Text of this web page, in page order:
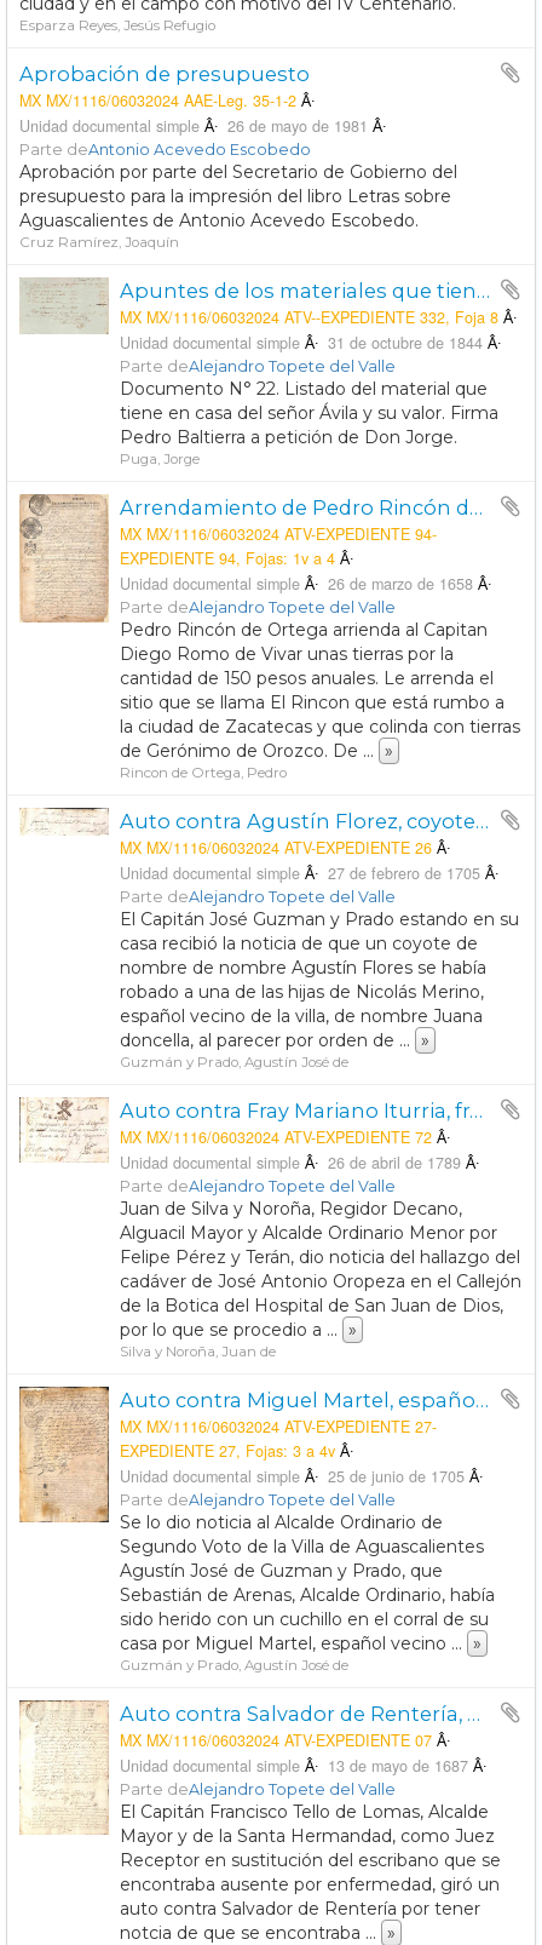
Esparza Reyes, Jesús Refugio
Aprobación de presupuesto
MX MX/1116/06032024 AAE-Leg. 35-1-2
Unidad documental simple
26 de mayo de 1981
Parte deAntonio Acevedo Escobedo
Aprobación por parte del Secretario de Gobierno del
presupuesto para la impresión del libro Letras sobre
Aguascalientes de Antonio Acevedo Escobedo.
Cruz Ramírez, Joaquín
Apuntes de los materiales que tiene prestados á la casa del finado D. José María Ávila.
MX MX/1116/06032024 ATV--EXPEDIENTE 332, Foja 8
Unidad documental simple
31 de octubre de 1844
Parte deAlejandro Topete del Valle
Documento N° 22. Listado del material que
tiene en casa del señor Ávila y su valor. Firma
Pedro Baltierra a petición de Don Jorge.
Puga, Jorge
Arrendamiento de Pedro Rincón de Ortega a favor del Capitán Diego Romo de Vivar
MX MX/1116/06032024 ATV-EXPEDIENTE 94-
EXPEDIENTE 94, Fojas: 1v a 4
Unidad documental simple
26 de marzo de 1658
Parte deAlejandro Topete del Valle
Pedro Rincón de Ortega arrienda al Capitan
Diego Romo de Vivar unas tierras por la
cantidad de 150 pesos anuales. Le arrenda el
sitio que se llama El Rincon que está rumbo a
la ciudad de Zacatecas y que colinda con tierras
de Gerónimo de Orozco. De ... »
Rincon de Ortega, Pedro
Auto contra Agustín Florez, coyote arriero vecino de la Villa de Aguascalientes y Antonio de Luevano, español vecino de la villa por el rapto de Juana Merino, hija doncella de Nicolás Merino, español vecino de la villa.
MX MX/1116/06032024 ATV-EXPEDIENTE 26
Unidad documental simple
27 de febrero de 1705
Parte deAlejandro Topete del Valle
El Capitán José Guzman y Prado estando en su
casa recibió la noticia de que un coyote de
nombre de nombre Agustín Flores se había
robado a una de las hijas de Nicolás Merino,
español vecino de la villa, de nombre Juana
doncella, al parecer por orden de ... »
Guzmán y Prado, Agustín José de
Auto contra Fray Mariano Iturria, fraile del Convento de San Juan de Dios, por el asesinato de José Antonio Oropeza, vecino de la Villa de Aguascalientes.
MX MX/1116/06032024 ATV-EXPEDIENTE 72
Unidad documental simple
26 de abril de 1789
Parte deAlejandro Topete del Valle
Juan de Silva y Noroña, Regidor Decano,
Alguacil Mayor y Alcalde Ordinario Menor por
Felipe Pérez y Terán, dio noticia del hallazgo del
cadáver de José Antonio Oropeza en el Callejón
de la Botica del Hospital de San Juan de Dios,
por lo que se procedio a ... »
Silva y Noroña, Juan de
Auto contra Miguel Martel, español vecino de la jurisdicción de la Villa de Aguascalientes, por haber causado herida con un cuchillo a Sebastián de Arenas, Alcalde Ordinario y vecino de dicha villa.
MX MX/1116/06032024 ATV-EXPEDIENTE 27-
EXPEDIENTE 27, Fojas: 3 a 4v
Unidad documental simple
25 de junio de 1705
Parte deAlejandro Topete del Valle
Se lo dio noticia al Alcalde Ordinario de
Segundo Voto de la Villa de Aguascalientes
Agustín José de Guzman y Prado, que
Sebastián de Arenas, Alcalde Ordinario, había
sido herido con un cuchillo en el corral de su
casa por Miguel Martel, español vecino ... »
Guzmán y Prado, Agustín José de
Auto contra Salvador de Rentería, Alguacil Ejecutor de la Villa de Aguascalientes, por el delito de amancebamniento con una mujer de nombre Petrona de Arizmendi.
MX MX/1116/06032024 ATV-EXPEDIENTE 07
Unidad documental simple
13 de mayo de 1687
Parte deAlejandro Topete del Valle
El Capitán Francisco Tello de Lomas, Alcalde
Mayor y de la Santa Hermandad, como Juez
Receptor en sustitución del escribano que se
encontraba ausente por enfermedad, giró un
auto contra Salvador de Rentería por tener
notcia de que se encontraba ... »